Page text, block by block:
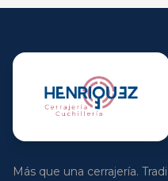
Más que una cerrajería.